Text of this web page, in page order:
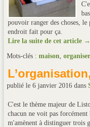
pouvoir ranger des choses,
endroit fait pour ça.
Lire la suite de cet article →
Mots-clés : maison, organiser
publié le 6 janvier 2016 dans
C'est le thème majeur de
chacun ne voit pas forcément
m'amènent à distinguer trois